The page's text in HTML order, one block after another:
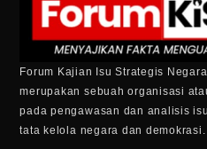
Forum Kajian Isu Strategis
merupakan sebuah organisasi
pada pengawasan dan analisis
tata kelola negara dan demokrasi.